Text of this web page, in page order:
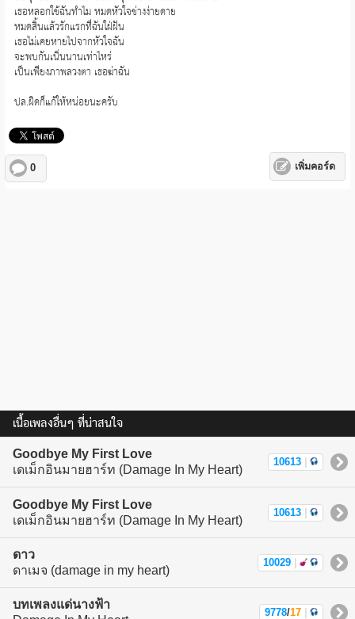
เธอหลอกใช้ฉันทำไม หมดหัวใจช่างง่ายดาย
หมดสิ้นแล้วรักแรกที่ฉันใฝ่ฝัน
เธอไม่เคยหายไปจากหัวใจฉัน
จะพบกันเนิ่นนานเท่าไหร่
เป็นเพียงภาพลวงตา เธอฆ่าฉัน
ปล.ผิดก็แก้ให้หน่อยนะครับ
0 เพิ่มคอร์ด
เนื้อเพลงอื่นๆ ที่น่าสนใจ
Goodbye My First Love
เดเม็กอินมายฮาร์ท (Damage In My Heart)
10613
Goodbye My First Love
เดเม็กอินมายฮาร์ท (Damage In My Heart)
10613
ดาว
ดาเมจ (damage in my heart)
10029
บทเพลงแด่นางฟ้า
9778/17